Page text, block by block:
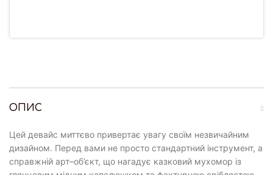
ОПИС
Цей девайс миттєво привертає увагу своїм незвичайним
дизайном. Перед вами не просто стандартний інструмент, а
справжній арт–об’єкт, що нагадує казковий мухомор із